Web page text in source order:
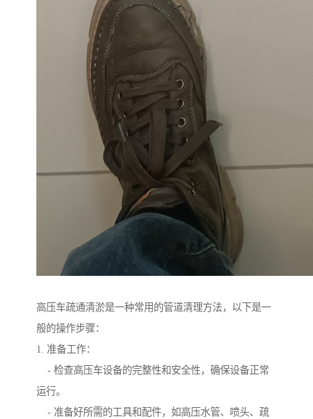
高压车疏通清淤是一种常用的管道清理方法，以下是一
般的操作步骤：
1. 准备工作：
- 检查高压车设备的完整性和安全性，确保设备正常
运行。
- 准备好所需的工具和配件，如高压水管、喷头、疏